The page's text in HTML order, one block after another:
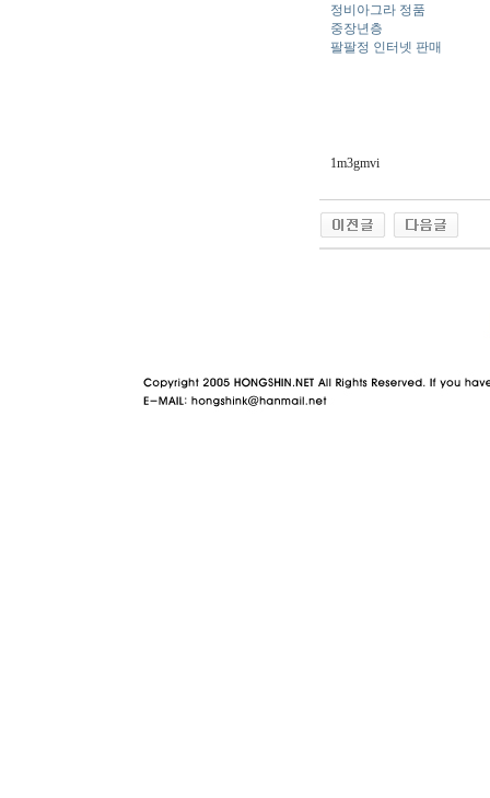
정비아그라 정품
중장년층
팔팔정 인터넷 판매
1m3gmvi